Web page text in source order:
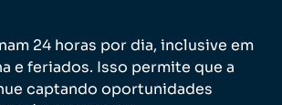
24 horas por dia, inclusive em
e feriados. Isso permite que a
captando oportunidades